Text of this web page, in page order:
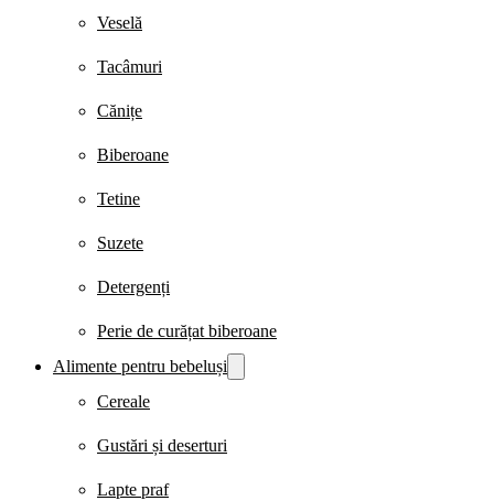
Veselă
Tacâmuri
Cănițe
Biberoane
Tetine
Suzete
Detergenți
Perie de curățat biberoane
Alimente pentru bebeluși
Cereale
Gustări și deserturi
Lapte praf